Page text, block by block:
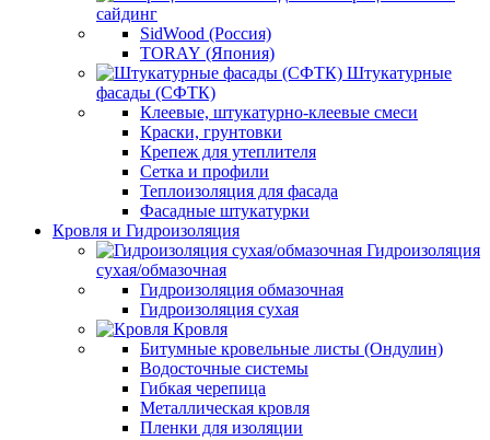
сайдинг
SidWood (Россия)
TORAY (Япония)
Штукатурные
фасады (СФТК)
Клеевые, штукатурно-клеевые смеси
Краски, грунтовки
Крепеж для утеплителя
Сетка и профили
Теплоизоляция для фасада
Фасадные штукатурки
Кровля и Гидроизоляция
Гидроизоляция
сухая/обмазочная
Гидроизоляция обмазочная
Гидроизоляция сухая
Кровля
Битумные кровельные листы (Ондулин)
Водосточные системы
Гибкая черепица
Металлическая кровля
Пленки для изоляции